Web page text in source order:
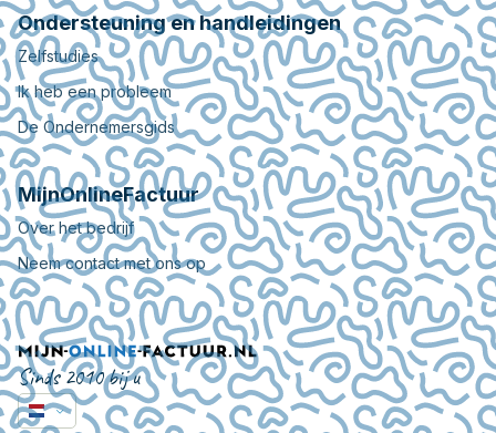
Ondersteuning en handleidingen
Zelfstudies
Ik heb een probleem
De Ondernemersgids
MijnOnlineFactuur
Over het bedrijf
Neem contact met ons op
Sinds 2010 bij u